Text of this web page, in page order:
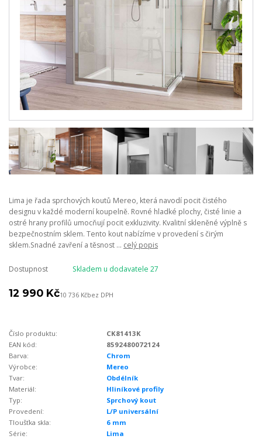
Lima je řada sprchových koutů Mereo, která navodí pocit čistého
designu v každé moderní koupelně. Rovné hladké plochy, čisté linie a
ostré hrany profilů umocňují pocit exkluzivity. Kvalitní skleněné výplně s
bezpečnostním sklem. Tento kout nabízíme v provedení s čirým
sklem.Snadné zavření a těsnost ... celý popis
Dostupnost Skladem u dodavatele 27
12 990 Kč10 736 Kčbez DPH
Číslo produktu:
CK81413K
EAN kód:
8592480072124
Barva:
Chrom
Výrobce:
Mereo
Tvar:
Obdélník
Materiál:
Hliníkové profily
Typ:
Sprchový kout
Provedení:
L/P universální
Tloušťka skla:
6 mm
Série:
Lima